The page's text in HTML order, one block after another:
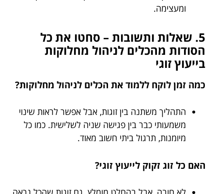
ומעצימה.
5. שאלות ותשובות – סחטו את כל
הסודות מהכלים לניהול מחלוקות
בייעוץ זוגי
כמה זמן לוקח ללמוד את הכלים לניהול מחלוקות?
התהליך משתנה בין זוגות, אבל אפשר לראות שינוי
משמעותי כבר בין פגישה שניה לשלישית. כמו כל
מיומנות, תרגול ביתי חשוב מאוד.
האם כל זוג זקוק לייעוץ זוגי?